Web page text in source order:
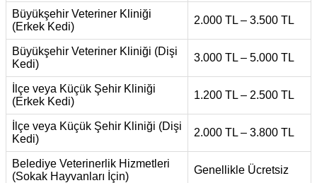
Büyükşehir Veteriner Kliniği
(Erkek Kedi)
2.000 TL – 3.500 TL
Büyükşehir Veteriner Kliniği (Dişi
Kedi)
3.000 TL – 5.000 TL
İlçe veya Küçük Şehir Kliniği
(Erkek Kedi)
1.200 TL – 2.500 TL
İlçe veya Küçük Şehir Kliniği (Dişi
Kedi)
2.000 TL – 3.800 TL
Belediye Veterinerlik Hizmetleri
(Sokak Hayvanları İçin)
Genellikle Ücretsiz